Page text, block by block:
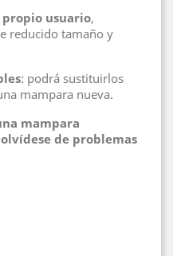
usuario,
reducido tamaño y
: podrá sustituirlos
mampara nueva.
mampara
de problemas